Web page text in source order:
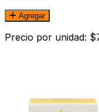
Agregar
Precio por unidad: